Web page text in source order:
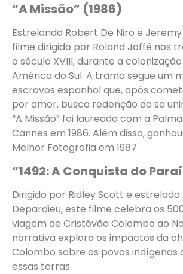
“A Missão” (1986)
Estrelando Robert De Niro e
filme dirigido por Roland Joffé nos
o século XVIII, durante a
América do Sul. A trama segue um
escravos espanhol que, após
por amor, busca redenção ao se
“A Missão” foi laureado com a
Cannes em 1986. Além disso,
Melhor Fotografia em 1987.
“1492: A Conquista do
Dirigido por Ridley Scott e
Depardieu, este filme celebra os
viagem de Cristóvão Colombo ao
narrativa explora os impactos da
Colombo sobre os povos indígenas
essas terras.